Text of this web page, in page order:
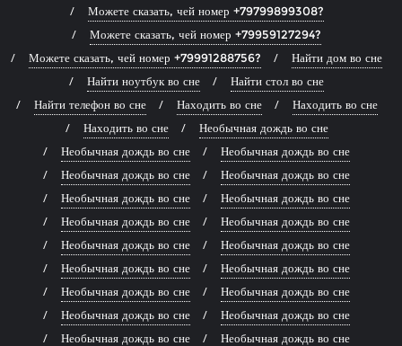
Можете сказать, чей номер +79799899308?
Можете сказать, чей номер +79959127294?
Можете сказать, чей номер +79991288756?
Найти дом во сне
Найти ноутбук во сне
Найти стол во сне
Найти телефон во сне
Находить во сне
Находить во сне
Находить во сне
Необычная дождь во сне
Необычная дождь во сне
Необычная дождь во сне
Необычная дождь во сне
Необычная дождь во сне
Необычная дождь во сне
Необычная дождь во сне
Необычная дождь во сне
Необычная дождь во сне
Необычная дождь во сне
Необычная дождь во сне
Необычная дождь во сне
Необычная дождь во сне
Необычная дождь во сне
Необычная дождь во сне
Необычная дождь во сне
Необычная дождь во сне
Необычная дождь во сне
Необычная дождь во сне